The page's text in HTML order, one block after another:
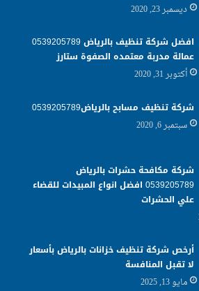
ديسمبر 23, 2020
افضل شركة تنظيف بالرياض 0539205789
عمالة مدربة معتمده الصفوة ستارز
أكتوبر 31, 2020
شركة تنظيف مسابح بالرياض0539205789
سبتمبر 6, 2020
شركة مكافحة حشرات بالرياض
0539205789 افضل انواع المبيدات للقضاء
علي الحشرات
أرخص شركة تنظيف خزانات بالرياض بأسعار
لا تقبل المنافسة
مايو 13, 2025